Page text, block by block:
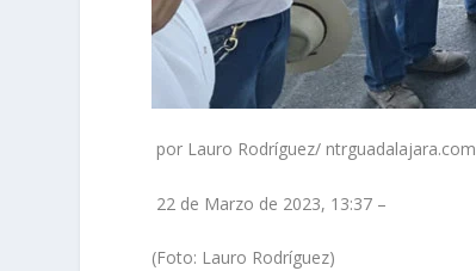
por Lauro Rodríguez/ ntrguadalajara.com
22 de Marzo de 2023, 13:37 –
(Foto: Lauro Rodríguez)